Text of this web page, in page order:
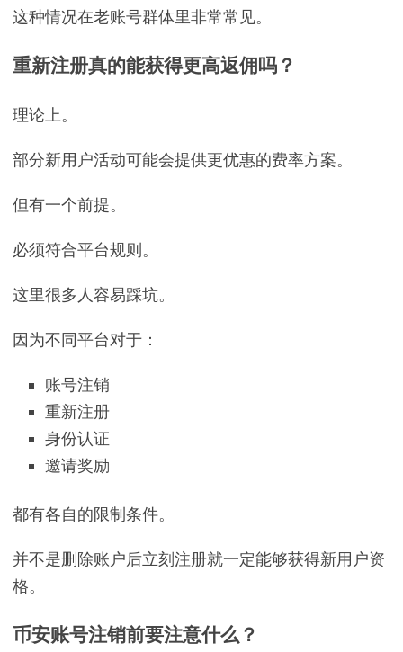
这种情况在老账号群体里非常常见。
重新注册真的能获得更高返佣吗？
理论上。
部分新用户活动可能会提供更优惠的费率方案。
但有一个前提。
必须符合平台规则。
这里很多人容易踩坑。
因为不同平台对于：
账号注销
重新注册
身份认证
邀请奖励
都有各自的限制条件。
并不是删除账户后立刻注册就一定能够获得新用户资
格。
币安账号注销前要注意什么？